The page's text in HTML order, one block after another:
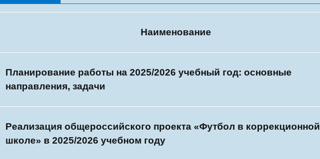
Наименование
Планирование работы на 2025/2026 учебный год: основные
направления, задачи
Реализация общероссийского проекта «Футбол в коррекционной
школе» в 2025/2026 учебном году